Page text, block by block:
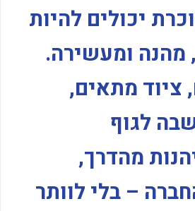
יכולים להיות
מהנה ומעשירה.
ציוד מתאים,
לגוף
מהדרך,
– בלי לוותר